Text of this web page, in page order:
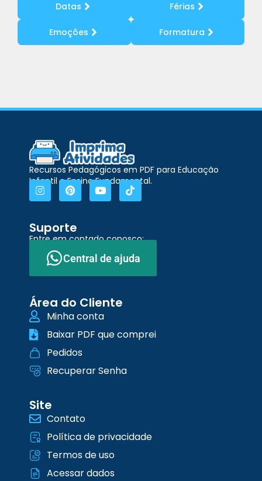
Datas Férias
Emoções Formatura
Recursos Pedagógicos em PDF para Educação
Infantil e Ensino Fundamental.
Suporte
Entre em contado conosco:
Central de ajuda
Área do Cliente
Minha conta
Baixar PDF que comprei
Pedidos
Recuperar Senha
Site
Contato
Política de privacidade
Termos de uso
Acessar dados